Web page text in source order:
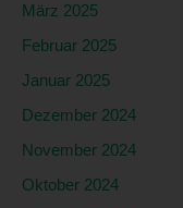
März 2025
Februar 2025
Januar 2025
Dezember 2024
November 2024
Oktober 2024
Verfahren
Erfassen, die
die Anpassung
Übermittlung,
Bereitstellung,